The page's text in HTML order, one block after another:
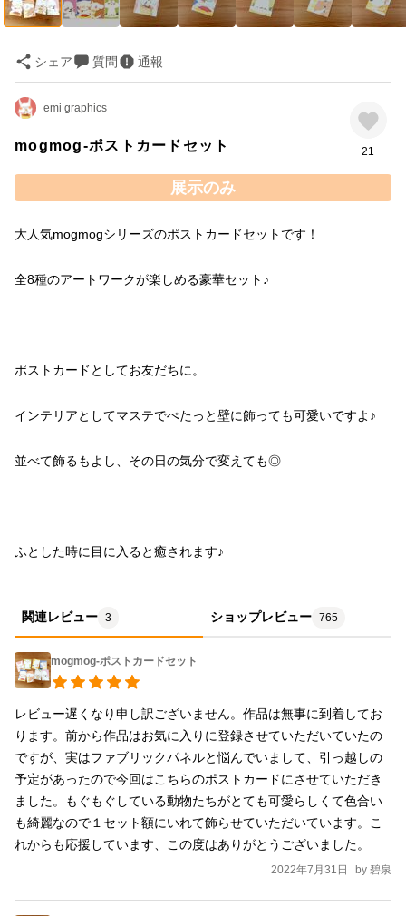
シェア 質問 通報
emi graphics
mogmog-ポストカードセット 21
展示のみ
ふとした時に目に入ると癒されます♪
関連レビュー 3 ショップレビュー 765
mogmog-ポストカードセット
レビュー遅くなり申し訳ございません。作品は無事に到着してお
ります。前から作品はお気に入りに登録させていただいていたの
ですが、実はファブリックパネルと悩んでいまして、引っ越しの
予定があったので今回はこちらのポストカードにさせていただき
ました。もぐもぐしている動物たちがとても可愛らしくて色合い
も綺麗なので１セット額にいれて飾らせていただいています。こ
れからも応援しています、この度はありがとうございました。
2022年7月31日 by 碧泉